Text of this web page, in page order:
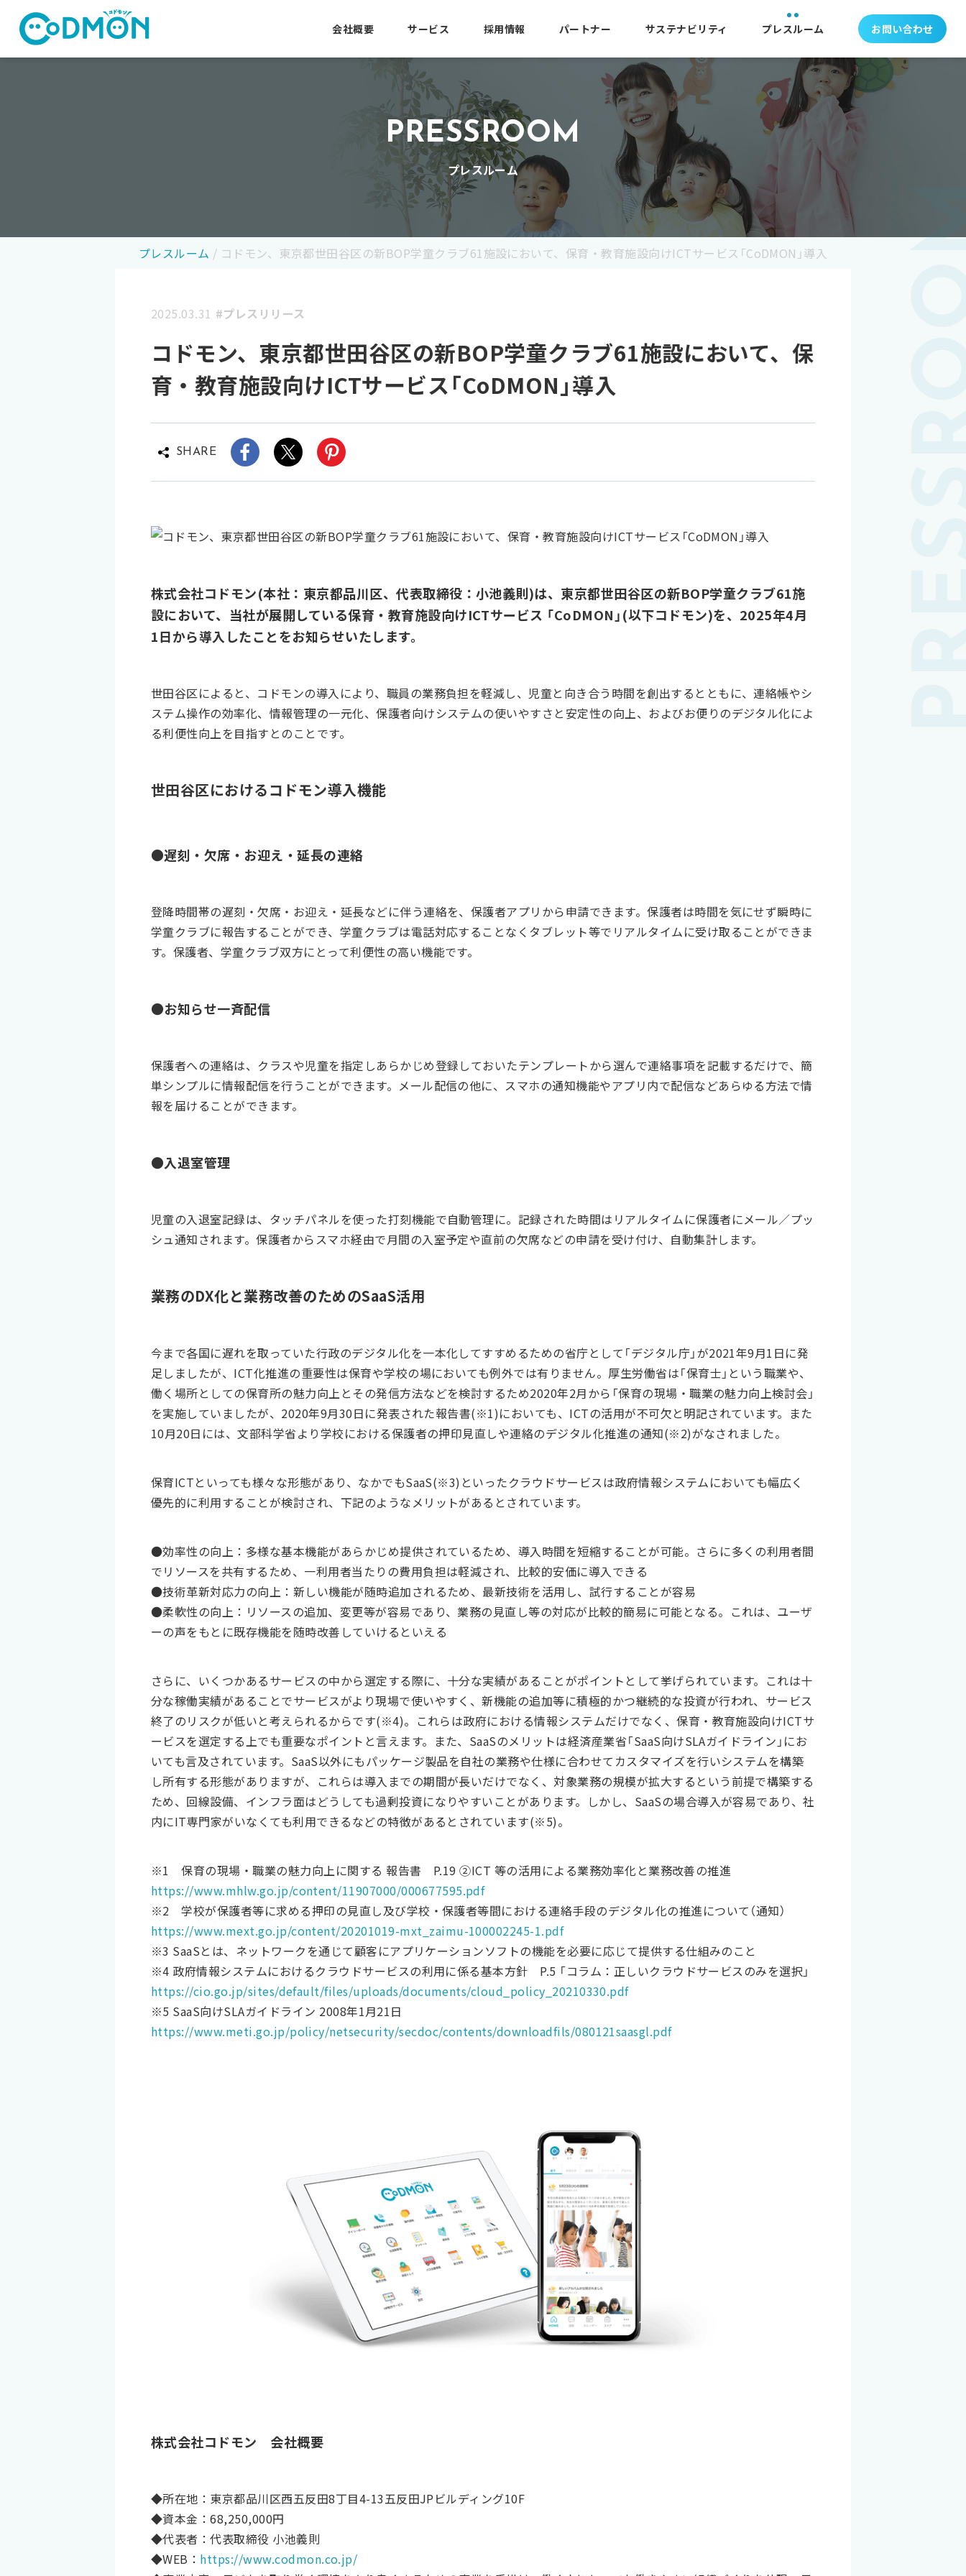
コドモン
会社概要 サービス 採用情報 パートナー サステナビリティ プレスルーム お問い合わせ
PRESSROOM
プレスルーム
プレスルーム / コドモン、東京都世田谷区の新BOP学童クラブ61施設において、保育・教育施設向けICTサービス「CoDMON」導入
2025.03.31 #プレスリリース
コドモン、東京都世田谷区の新BOP学童クラブ61施設において、保
育・教育施設向けICTサービス「CoDMON」導入
SHARE
株式会社コドモン(本社：東京都品川区、代表取締役：小池義則)は、東京都世田谷区の新BOP学童クラブ61施
設において、当社が展開している保育・教育施設向けICTサービス 「CoDMON」(以下コドモン)を、2025年4月
1日から導入したことをお知らせいたします。
世田谷区によると、コドモンの導入により、職員の業務負担を軽減し、児童と向き合う時間を創出するとともに、連絡帳やシ
ステム操作の効率化、情報管理の一元化、保護者向けシステムの使いやすさと安定性の向上、およびお便りのデジタル化によ
る利便性向上を目指すとのことです。
世田谷区におけるコドモン導入機能
●遅刻・欠席・お迎え・延長の連絡
登降時間帯の遅刻・欠席・お迎え・延長などに伴う連絡を、保護者アプリから申請できます。保護者は時間を気にせず瞬時に
学童クラブに報告することができ、学童クラブは電話対応することなくタブレット等でリアルタイムに受け取ることができま
す。保護者、学童クラブ双方にとって利便性の高い機能です。
●お知らせ一斉配信
保護者への連絡は、クラスや児童を指定しあらかじめ登録しておいたテンプレートから選んで連絡事項を記載するだけで、簡
単シンプルに情報配信を行うことができます。メール配信の他に、スマホの通知機能やアプリ内で配信などあらゆる方法で情
報を届けることができます。
●入退室管理
児童の入退室記録は、タッチパネルを使った打刻機能で自動管理に。記録された時間はリアルタイムに保護者にメール／プッ
シュ通知されます。保護者からスマホ経由で月間の入室予定や直前の欠席などの申請を受け付け、自動集計します。
業務のDX化と業務改善のためのSaaS活用
今まで各国に遅れを取っていた行政のデジタル化を一本化してすすめるための省庁として「デジタル庁」が2021年9月1日に発
足しましたが、ICT化推進の重要性は保育や学校の場においても例外では有りません。厚生労働省は「保育士」という職業や、
働く場所としての保育所の魅力向上とその発信方法などを検討するため2020年2月から「保育の現場・職業の魅力向上検討会」
を実施していましたが、2020年9月30日に発表された報告書(※1)においても、ICTの活用が不可欠と明記されています。また
10月20日には、文部科学省より学校における保護者の押印見直しや連絡のデジタル化推進の通知(※2)がなされました。
保育ICTといっても様々な形態があり、なかでもSaaS(※3)といったクラウドサービスは政府情報システムにおいても幅広く
優先的に利用することが検討され、下記のようなメリットがあるとされています。
●効率性の向上：多様な基本機能があらかじめ提供されているため、導入時間を短縮することが可能。さらに多くの利用者間
でリソースを共有するため、一利用者当たりの費用負担は軽減され、比較的安価に導入できる
●技術革新対応力の向上：新しい機能が随時追加されるため、最新技術を活用し、試行することが容易
●柔軟性の向上：リソースの追加、変更等が容易であり、業務の見直し等の対応が比較的簡易に可能となる。これは、ユーザ
ーの声をもとに既存機能を随時改善していけるといえる
さらに、いくつかあるサービスの中から選定する際に、十分な実績があることがポイントとして挙げられています。これは十
分な稼働実績があることでサービスがより現場で使いやすく、新機能の追加等に積極的かつ継続的な投資が行われ、サービス
終了のリスクが低いと考えられるからです(※4)。これらは政府における情報システムだけでなく、保育・教育施設向けICTサ
ービスを選定する上でも重要なポイントと言えます。また、SaaSのメリットは経済産業省「SaaS向けSLAガイドライン」にお
いても言及されています。SaaS以外にもパッケージ製品を自社の業務や仕様に合わせてカスタマイズを行いシステムを構築
し所有する形態がありますが、これらは導入までの期間が長いだけでなく、対象業務の規模が拡大するという前提で構築する
ため、回線設備、インフラ面はどうしても過剰投資になりやすいことがあります。しかし、SaaSの場合導入が容易であり、社
内にIT専門家がいなくても利用できるなどの特徴があるとされています(※5)。
※1 保育の現場・職業の魅力向上に関する 報告書 P.19 ②ICT 等の活用による業務効率化と業務改善の推進
https://www.mhlw.go.jp/content/11907000/000677595.pdf
※2 学校が保護者等に求める押印の見直し及び学校・保護者等間における連絡手段のデジタル化の推進について（通知）
https://www.mext.go.jp/content/20201019-mxt_zaimu-100002245-1.pdf
※3 SaaSとは、ネットワークを通じて顧客にアプリケーションソフトの機能を必要に応じて提供する仕組みのこと
※4 政府情報システムにおけるクラウドサービスの利用に係る基本方針 P.5 「コラム：正しいクラウドサービスのみを選択」
https://cio.go.jp/sites/default/files/uploads/documents/cloud_policy_20210330.pdf
※5 SaaS向けSLAガイドライン 2008年1月21日
https://www.meti.go.jp/policy/netsecurity/secdoc/contents/downloadfils/080121saasgl.pdf
株式会社コドモン 会社概要
◆所在地：東京都品川区西五反田8丁目4-13五反田JPビルディング10F
◆資本金：68,250,000円
◆代表者：代表取締役 小池義則
◆WEB： https://www.codmon.co.jp/